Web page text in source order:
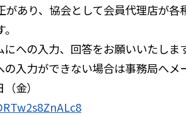
あり、協会として会員代理店が各
への入力、回答をお願いいたします
入力ができない場合は事務局へメ
金）